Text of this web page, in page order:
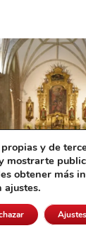
de
y de
mostrarte
obtener más
ajustes.
Ajustes